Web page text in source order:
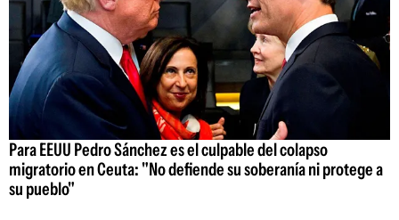
Para EEUU Pedro Sánchez es el culpable del colapso
migratorio en Ceuta: "No defiende su soberanía ni protege a
su pueblo"